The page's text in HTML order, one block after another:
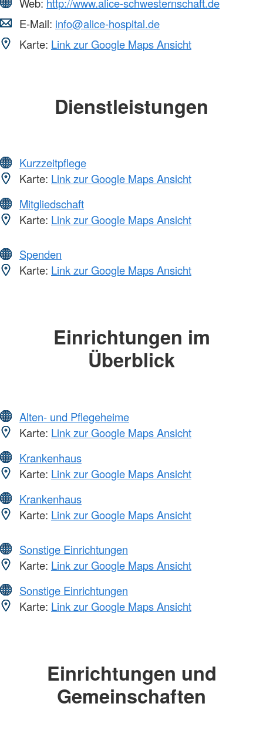
E-Mail: info@alice-hospital.de
Karte: Link zur Google Maps Ansicht
Dienstleistungen
Kurzzeitpflege
Karte: Link zur Google Maps Ansicht
Mitgliedschaft
Karte: Link zur Google Maps Ansicht
Spenden
Karte: Link zur Google Maps Ansicht
Einrichtungen im
Überblick
Alten- und Pflegeheime
Karte: Link zur Google Maps Ansicht
Krankenhaus
Karte: Link zur Google Maps Ansicht
Krankenhaus
Karte: Link zur Google Maps Ansicht
Sonstige Einrichtungen
Karte: Link zur Google Maps Ansicht
Sonstige Einrichtungen
Karte: Link zur Google Maps Ansicht
Einrichtungen und
Gemeinschaften